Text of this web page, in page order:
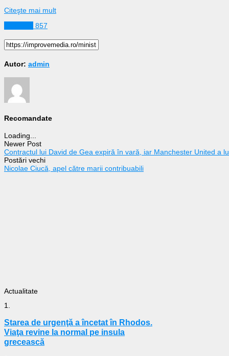
Citeşte mai mult
857
Autor: admin
Recomandate
Loading...
Newer Post
Contractul lui David de Gea expiră în vară, iar Manchester United a
Postări vechi
Nicolae Ciucă, apel către marii contribuabili
Actualitate
1.
Starea de urgenţă a încetat în Rhodos.
Viaţa revine la normal pe insula
grecească